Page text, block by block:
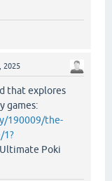
2025
that explores
games:
190009/the-
1?
Poki